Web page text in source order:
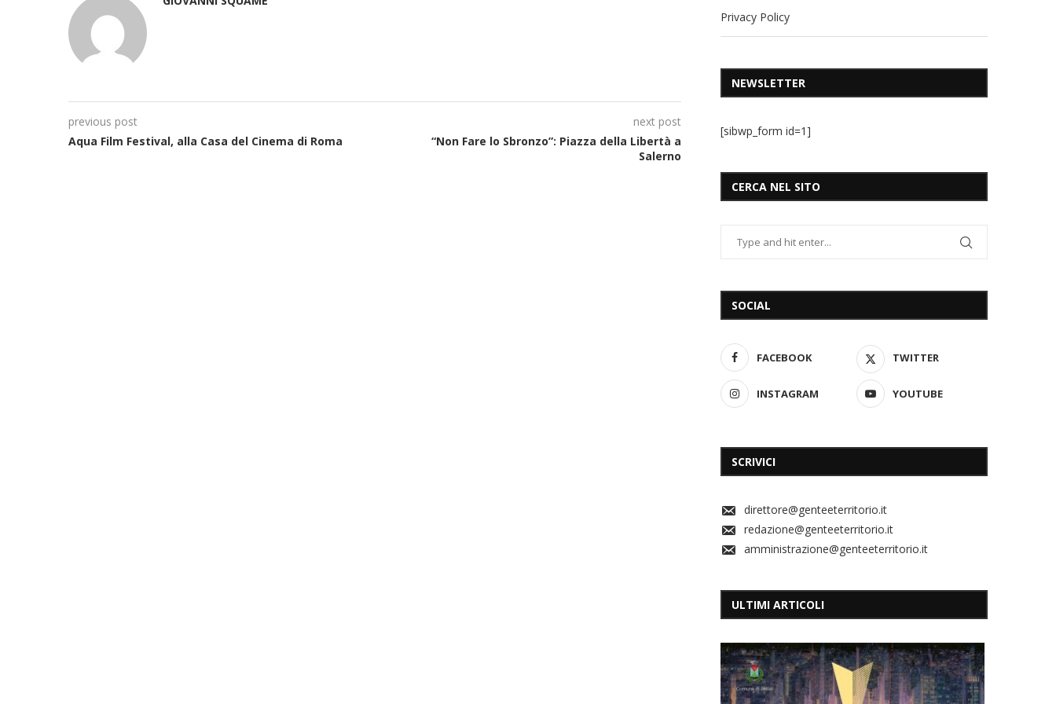
previous post
Aqua Film Festival, alla Casa del Cinema di Roma
next post
“Non Fare lo Sbronzo”: Piazza della Libertà a
Salerno
Privacy Policy
NEWSLETTER
[sibwp_form id=1]
CERCA NEL SITO
SOCIAL
FACEBOOK TWITTER
INSTAGRAM YOUTUBE
SCRIVICI
direttore@genteeterritorio.it
redazione@genteeterritorio.it
amministrazione@genteeterritorio.it
ULTIMI ARTICOLI